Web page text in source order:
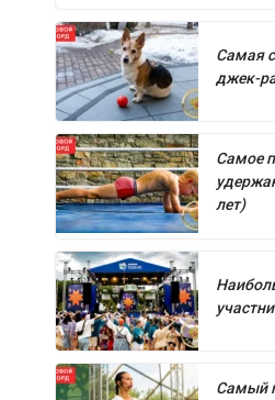
Самая
джек-
Самое
лет)
Самый